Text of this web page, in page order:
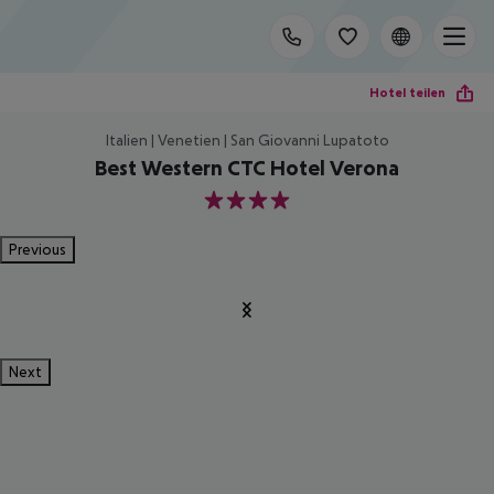
Hotel teilen
Italien | Venetien | San Giovanni Lupatoto
Best Western CTC Hotel Verona
4
Previous
Next